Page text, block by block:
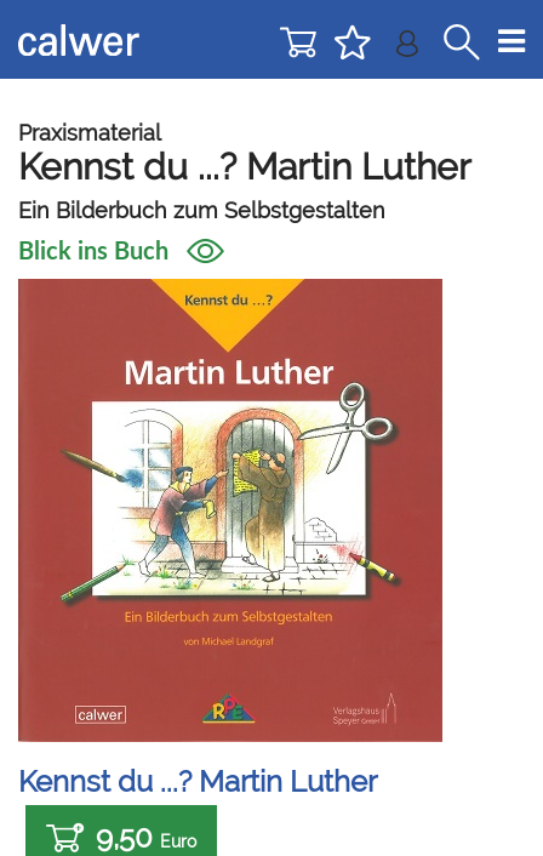
zur
Navigation
zum
Inhalt
Praxismaterial
Kennst du ...? Martin Luther
Ein Bilderbuch zum Selbstgestalten
Blick ins Buch
Kennst du ...? Martin Luther
9,50 Euro